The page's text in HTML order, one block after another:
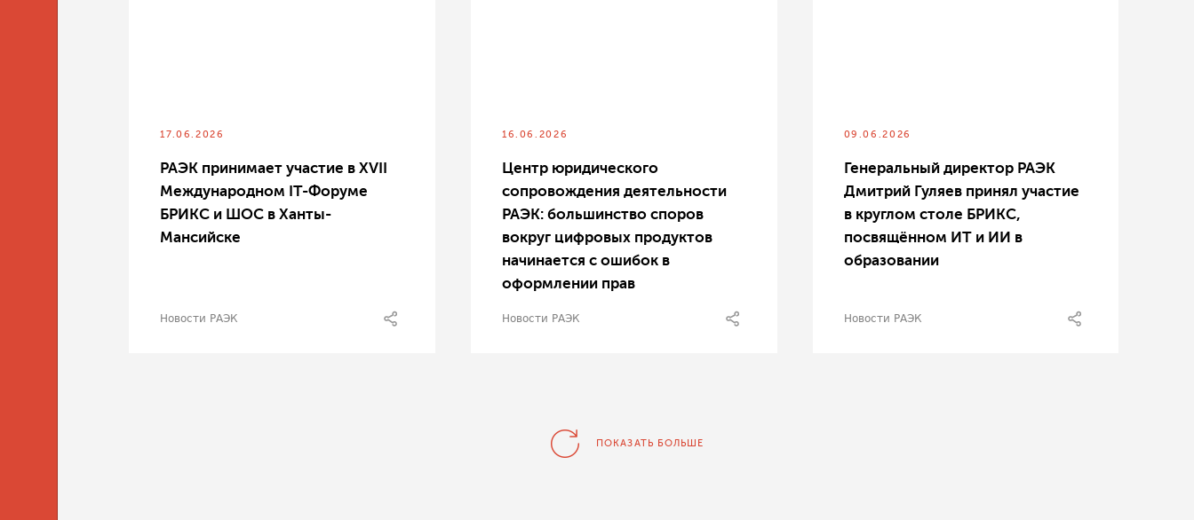
17.06.2026
РАЭК принимает участие в XVII
Международном IT-Форуме
БРИКС и ШОС в Ханты-
Мансийске
Новости РАЭК
16.06.2026
Центр юридического
сопровождения деятельности
РАЭК: большинство споров
вокруг цифровых продуктов
начинается с ошибок в
оформлении прав
Новости РАЭК
09.06.2026
Генеральный директор РАЭК
Дмитрий Гуляев принял участие
в круглом столе БРИКС,
посвящённом ИТ и ИИ в
образовании
Новости РАЭК
ПОКАЗАТЬ БОЛЬШЕ